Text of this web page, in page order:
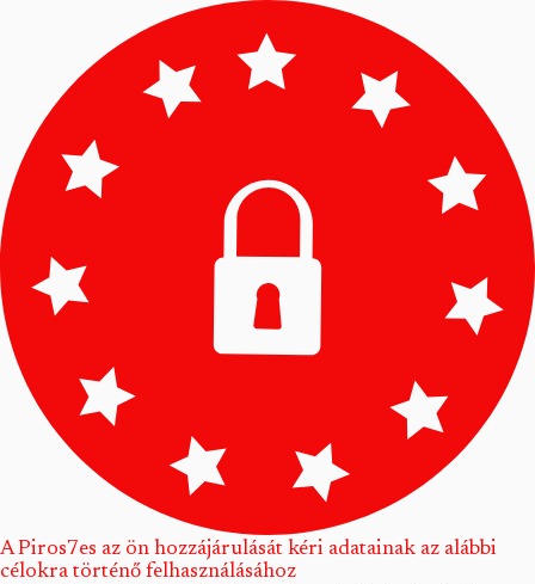
A Piros7es az ön hozzájárulását kéri adatainak az alábbi
célokra történő felhasználásához